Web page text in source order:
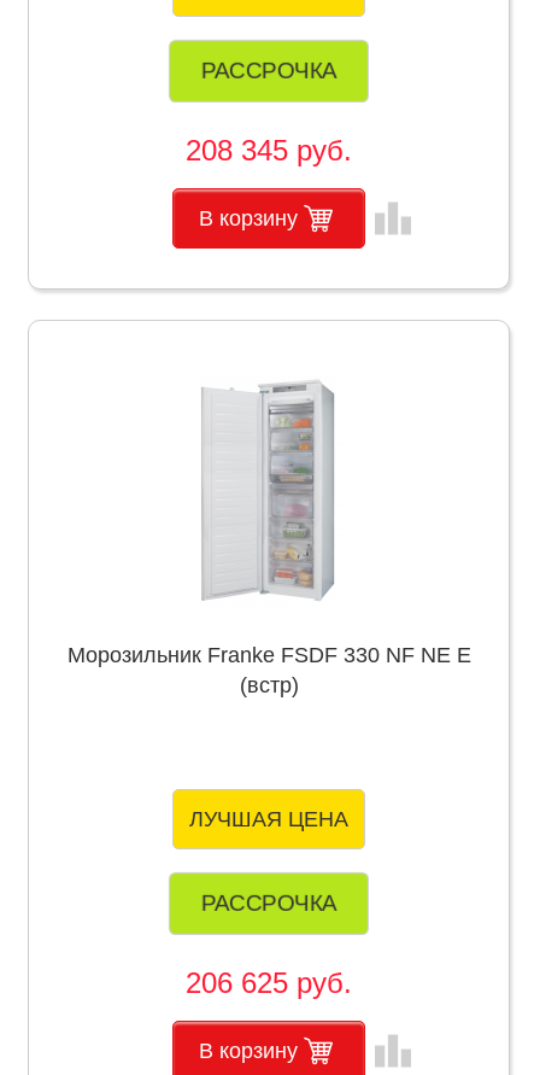
РАССРОЧКА
208 345 руб.
В корзину leaderboard
Морозильник Franke FSDF 330 NF NE E
(встр)
ЛУЧШАЯ ЦЕНА
РАССРОЧКА
206 625 руб.
В корзину leaderboard